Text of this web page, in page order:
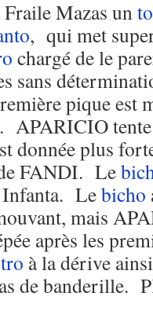
Mazas un
, qui met
chargé de le
sans
pique est
APARICIO
donnée plus
FANDI. Le
Infanta. Lebicho
mais
après les
à la dérive
de banderille.